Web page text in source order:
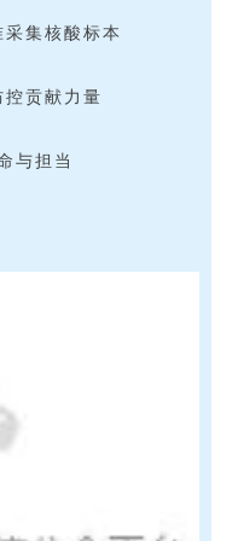
集核酸标本
控贡献力量
与担当